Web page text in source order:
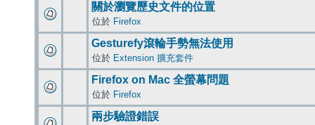
關於瀏覽歷史文件的位置
位於 Firefox
Gesturefy滾輪手勢無法使用
位於 Extension 擴充套件
Firefox on Mac 全螢幕問題
位於 Firefox
兩步驗證錯誤